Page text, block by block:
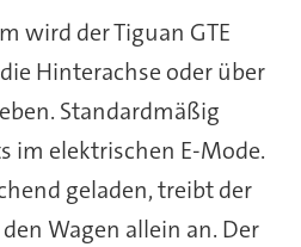
wird der Tiguan GTE
Hinterachse oder über
Standardmäßig
im elektrischen E-Mode.
geladen, treibt der
Wagen allein an. Der